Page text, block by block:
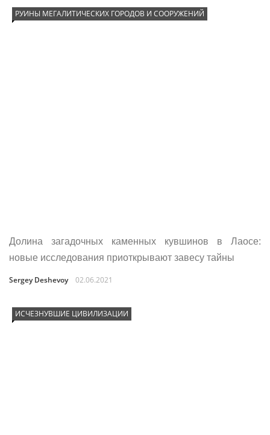
РУИНЫ МЕГАЛИТИЧЕСКИХ ГОРОДОВ И СООРУЖЕНИЙ
Долина загадочных каменных кувшинов в Лаосе:
новые исследования приоткрывают завесу тайны
Sergey Deshevoy 02.06.2021
ИСЧЕЗНУВШИЕ ЦИВИЛИЗАЦИИ